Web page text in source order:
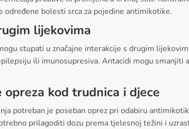
određene bolesti srca za pojedine antimikotike.
lijekovima
stupati u značajne interakcije s drugim
ili imunosupresiva. Antacidi mogu smanjiti
opreza kod trudnica i djece
potreban je poseban oprez pri odabiru
prilagoditi dozu prema tjelesnoj težini i